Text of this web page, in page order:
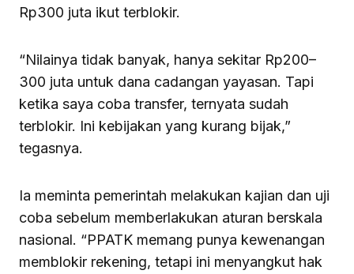
Rp300 juta ikut terblokir.
“Nilainya tidak banyak, hanya sekitar Rp200–
300 juta untuk dana cadangan yayasan. Tapi
ketika saya coba transfer, ternyata sudah
terblokir. Ini kebijakan yang kurang bijak,”
tegasnya.
Ia meminta pemerintah melakukan kajian dan uji
coba sebelum memberlakukan aturan berskala
nasional. “PPATK memang punya kewenangan
memblokir rekening, tetapi ini menyangkut hak